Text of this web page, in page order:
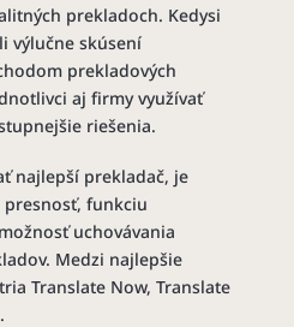
prekladoch. Kedysi
výlučne skúsení
prekladových
aj firmy využívať
riešenia.
najlepší prekladač, je
presnosť, funkciu
uchovávania
Medzi najlepšie
Translate Now, Translate